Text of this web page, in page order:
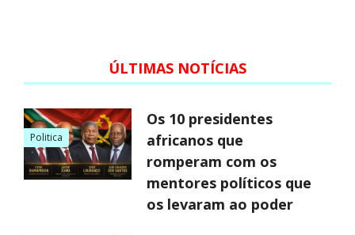
ÚLTIMAS NOTÍCIAS
Politica
Os 10 presidentes
africanos que
romperam com os
mentores políticos que
os levaram ao poder